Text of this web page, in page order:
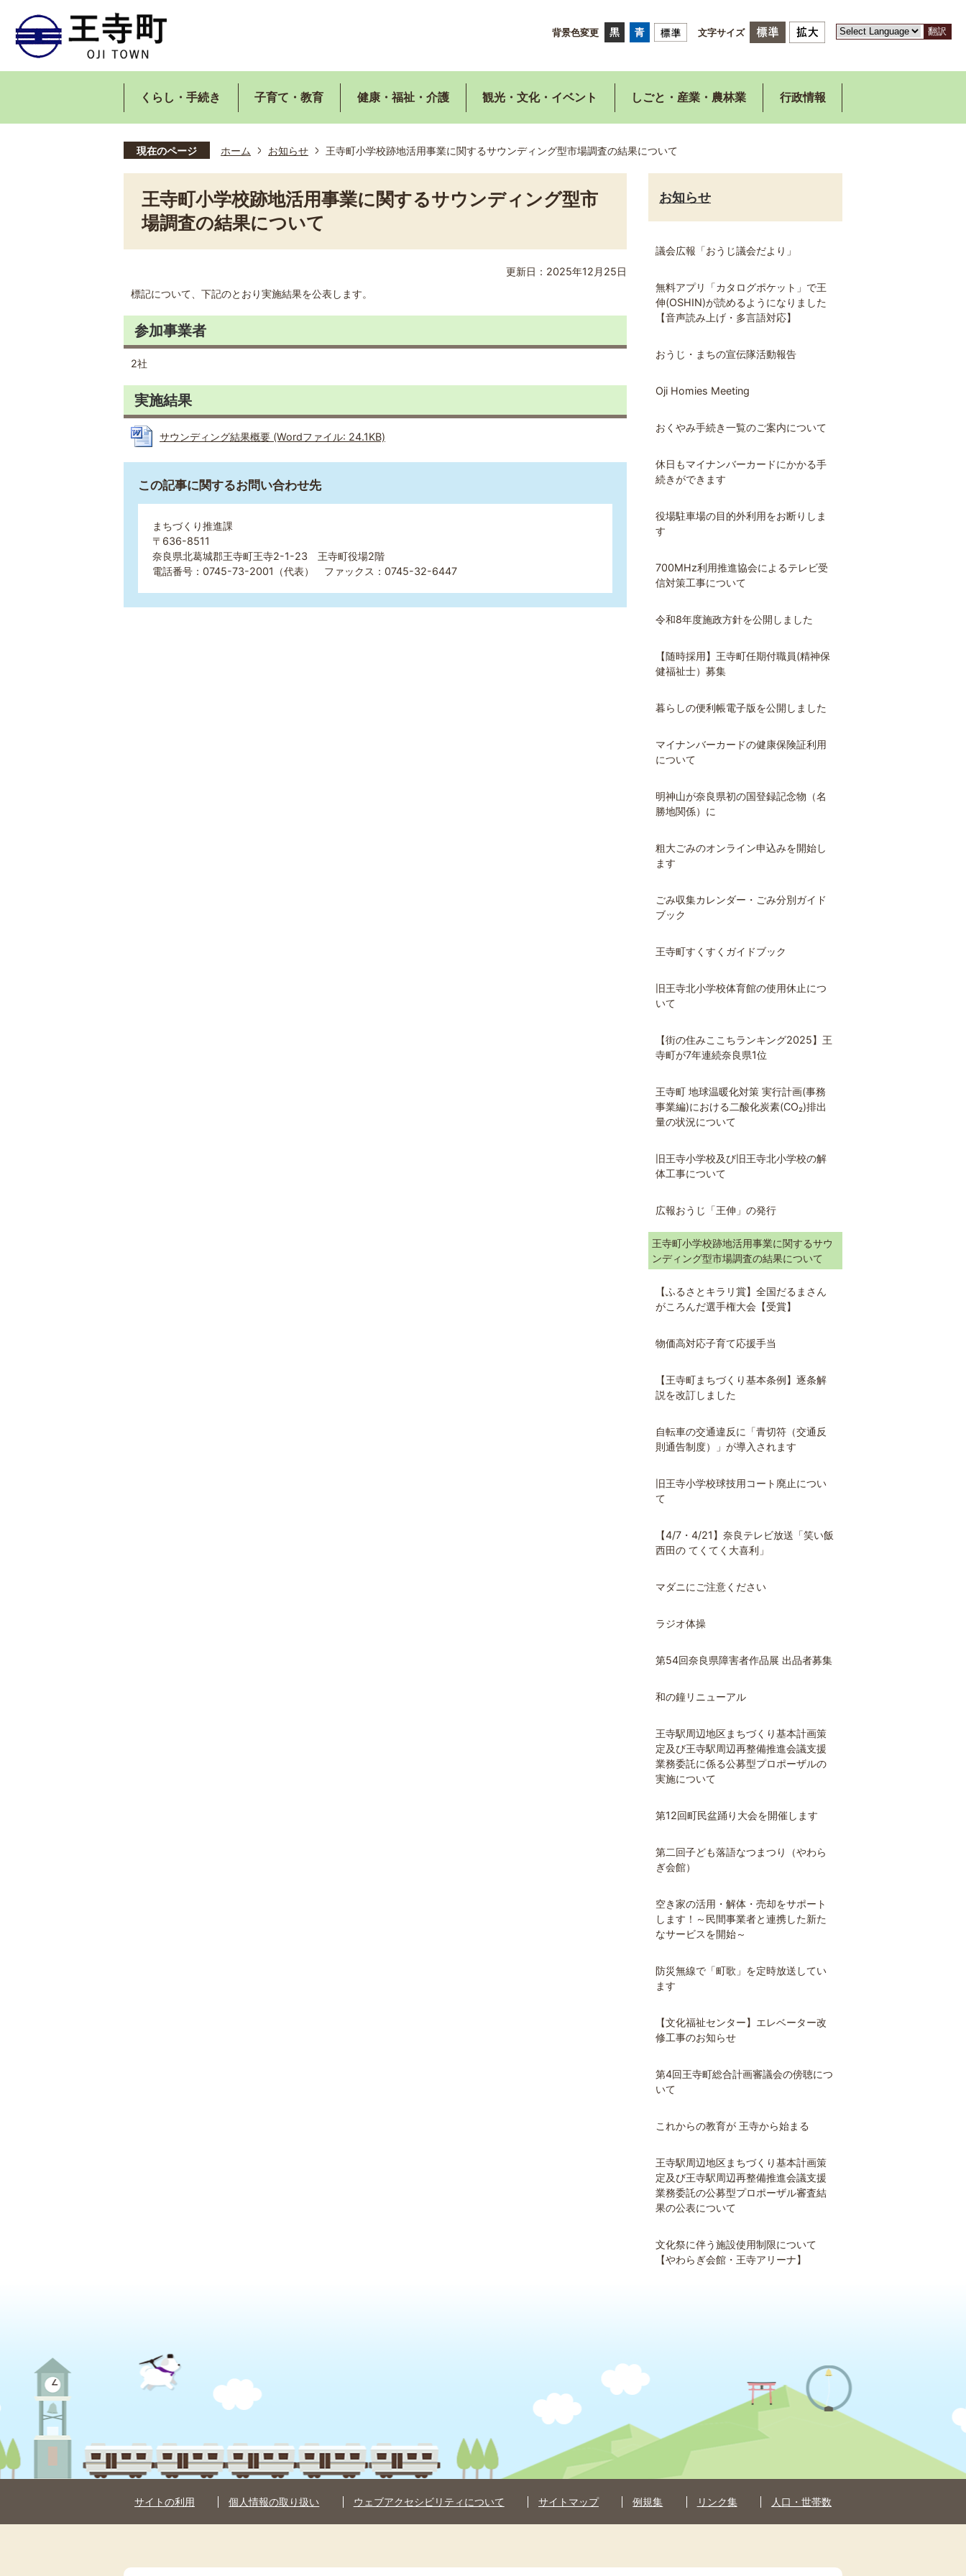
背景色変更 文字サイズ 翻訳
くらし・手続き 子育て・教育 健康・福祉・介護 観光・文化・イベント しごと・産業・農林業 行政情報
現在のページ ホーム お知らせ 王寺町小学校跡地活用事業に関するサウンディング型市場調査の結果について
王寺町小学校跡地活用事業に関するサウンディング型市
場調査の結果について
更新日：2025年12月25日
標記について、下記のとおり実施結果を公表します。
参加事業者
2社
実施結果
サウンディング結果概要 (Wordファイル: 24.1KB)
この記事に関するお問い合わせ先
まちづくり推進課
〒636-8511
奈良県北葛城郡王寺町王寺2-1-23 王寺町役場2階
電話番号：0745-73-2001（代表） ファックス：0745-32-6447
お知らせ
議会広報「おうじ議会だより」
無料アプリ「カタログポケット」で王
伸(OSHIN)が読めるようになりました
【音声読み上げ・多言語対応】
おうじ・まちの宣伝隊活動報告
Oji Homies Meeting
おくやみ手続き一覧のご案内について
休日もマイナンバーカードにかかる手
続きができます
役場駐車場の目的外利用をお断りしま
す
700MHz利用推進協会によるテレビ受
信対策工事について
令和8年度施政方針を公開しました
【随時採用】王寺町任期付職員(精神保
健福祉士）募集
暮らしの便利帳電子版を公開しました
マイナンバーカードの健康保険証利用
について
明神山が奈良県初の国登録記念物（名
勝地関係）に
粗大ごみのオンライン申込みを開始し
ます
ごみ収集カレンダー・ごみ分別ガイド
ブック
王寺町すくすくガイドブック
旧王寺北小学校体育館の使用休止につ
いて
【街の住みここちランキング2025】王
寺町が7年連続奈良県1位
王寺町 地球温暖化対策 実行計画(事務
事業編)における二酸化炭素(CO₂)排出
量の状況について
旧王寺小学校及び旧王寺北小学校の解
体工事について
広報おうじ「王伸」の発行
王寺町小学校跡地活用事業に関するサウ
ンディング型市場調査の結果について
【ふるさとキラリ賞】全国だるまさん
がころんだ選手権大会【受賞】
物価高対応子育て応援手当
【王寺町まちづくり基本条例】逐条解
説を改訂しました
自転車の交通違反に「青切符（交通反
則通告制度）」が導入されます
旧王寺小学校球技用コート廃止につい
て
【4/7・4/21】奈良テレビ放送「笑い飯
西田の てくてく大喜利」
マダニにご注意ください
ラジオ体操
第54回奈良県障害者作品展 出品者募集
和の鐘リニューアル
王寺駅周辺地区まちづくり基本計画策
定及び王寺駅周辺再整備推進会議支援
業務委託に係る公募型プロポーザルの
実施について
第12回町民盆踊り大会を開催します
第二回子ども落語なつまつり（やわら
ぎ会館）
空き家の活用・解体・売却をサポート
します！～民間事業者と連携した新た
なサービスを開始～
防災無線で「町歌」を定時放送してい
ます
【文化福祉センター】エレベーター改
修工事のお知らせ
第4回王寺町総合計画審議会の傍聴につ
いて
これからの教育が 王寺から始まる
王寺駅周辺地区まちづくり基本計画策
定及び王寺駅周辺再整備推進会議支援
業務委託の公募型プロポーザル審査結
果の公表について
文化祭に伴う施設使用制限について
【やわらぎ会館・王寺アリーナ】
サイトの利用 個人情報の取り扱い ウェブアクセシビリティについて サイトマップ 例規集 リンク集 人口・世帯数